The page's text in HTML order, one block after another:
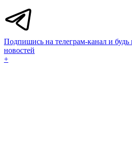
Подпишись на телеграм-канал и будь
новостей
+